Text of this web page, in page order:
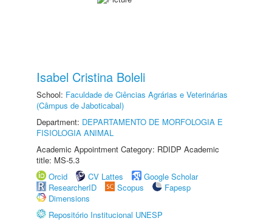
Isabel Cristina Boleli
School: Faculdade de Ciências Agrárias e Veterinárias
(Câmpus de Jaboticabal)
Department: DEPARTAMENTO DE MORFOLOGIA E
FISIOLOGIA ANIMAL
Academic Appointment Category: RDIDP Academic
title: MS-5.3
Orcid
CV Lattes
Google Scholar
ResearcherID
Scopus
Fapesp
Dimensions
Repositório Institucional UNESP